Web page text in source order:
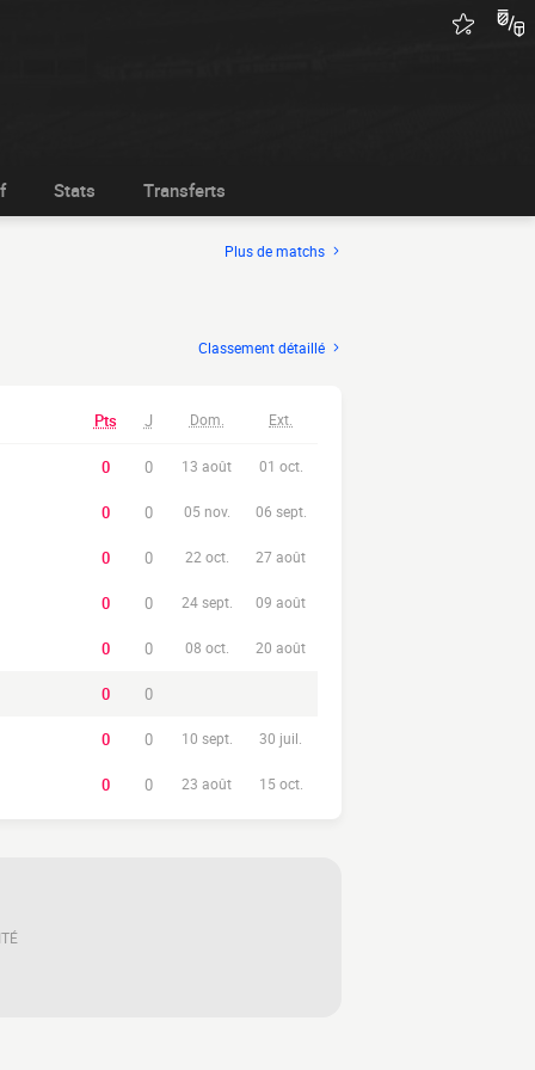
Stats Transferts
Plus de matchs
Classement détaillé
Pts J Dom. Ext.
0 0 13 août 01 oct.
0 0 05 nov. 06 sept.
0 0 22 oct. 27 août
0 0 24 sept. 09 août
0 0 08 oct. 20 août
0 0
0 0 10 sept. 30 juil.
0 0 23 août 15 oct.